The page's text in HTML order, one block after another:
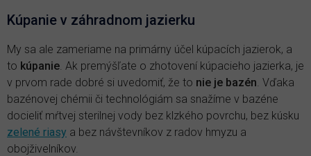
Kúpanie v záhradnom jazierku
My sa ale zameriame na primárny účel kúpacích jazierok, a
to kúpanie . Ak premýšľate o zhotovení kúpacieho jazierka, je
v prvom rade dobré si uvedomiť, že to nie je bazén . Vďaka
bazénovej chémii či technológiám sa snažíme v bazéne
docieliť mŕtvej sterilnej vody bez klzkého povrchu, bez kúsku
zelené riasy a bez návštevníkov z radov hmyzu a
obojživelníkov.